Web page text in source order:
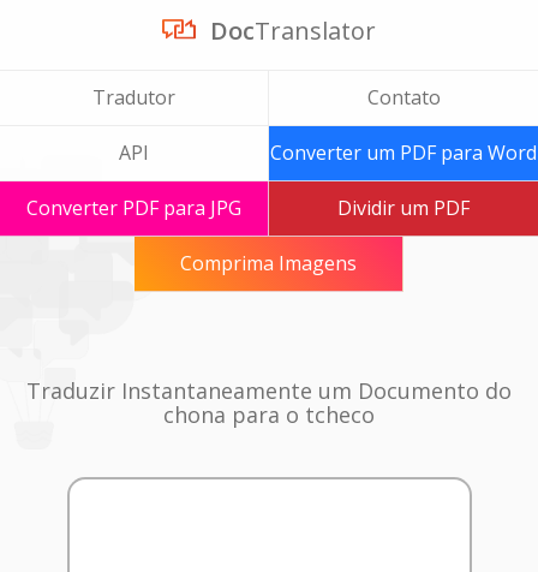
DocTranslator
Tradutor Contato
API Converter um PDF para Word
Converter PDF para JPG Dividir um PDF
Comprima Imagens
Traduzir Instantaneamente um Documento do
chona para o tcheco